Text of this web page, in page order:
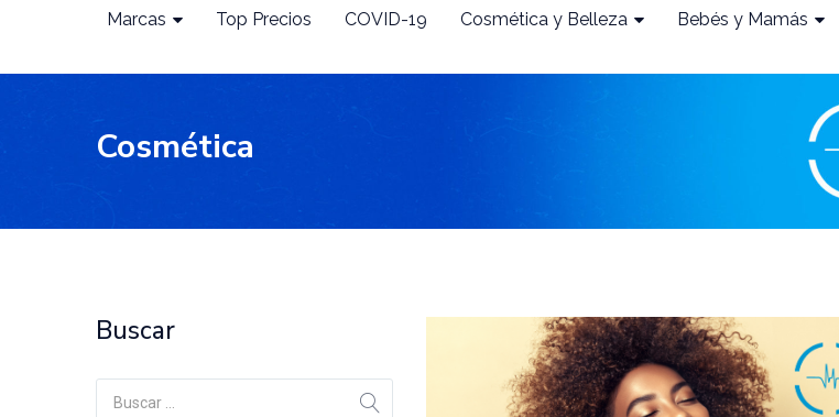
Marcas Top Precios COVID-19 Cosmética y Belleza Bebés y Mamás
Cosmética
Buscar